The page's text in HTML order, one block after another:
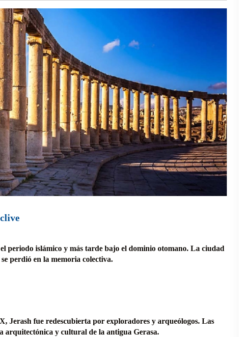
periodo islámico y más tarde bajo el dominio otomano. La ciudad
perdió en la memoria colectiva.
Jerash fue redescubierta por exploradores y arqueólogos. Las
arquitectónica y cultural de la antigua Gerasa.